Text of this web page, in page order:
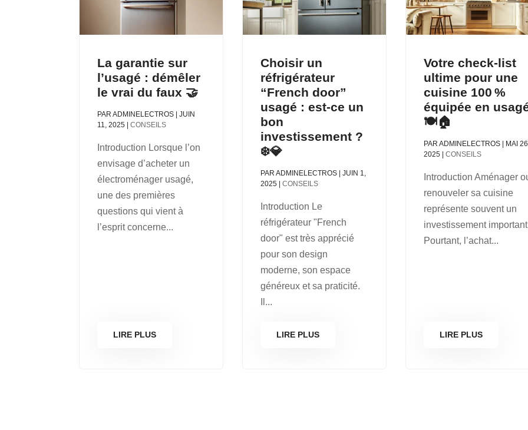
La garantie sur
l’usagé : démêler
le vrai du faux 🤝
PARADMINELECTROS |JUIN
11, 2025 |CONSEILS
Introduction Lorsque l’on
envisage d’acheter un
électroménager usagé,
une des premières
questions qui vient à
l’esprit concerne...
LIRE PLUS
Choisir un
réfrigérateur
“French door”
usagé : est-ce un
bon
investissement ?
❄️💎
PARADMINELECTROS |JUIN 1,
2025 |CONSEILS
Introduction Le
réfrigérateur "French
door" est très apprécié
pour son design
moderne, son espace
généreux et sa praticité.
Il...
LIRE PLUS
Votre check-list
ultime pour une
cuisine 100 %
équipée en
🍽️🏠
PARADMINELECTROS
MAI
2025 |CONSEILS
Introduction Aménager
renouveler sa cuisine
représente souvent un
investissement
Pourtant, l’achat...
LIRE PLUS